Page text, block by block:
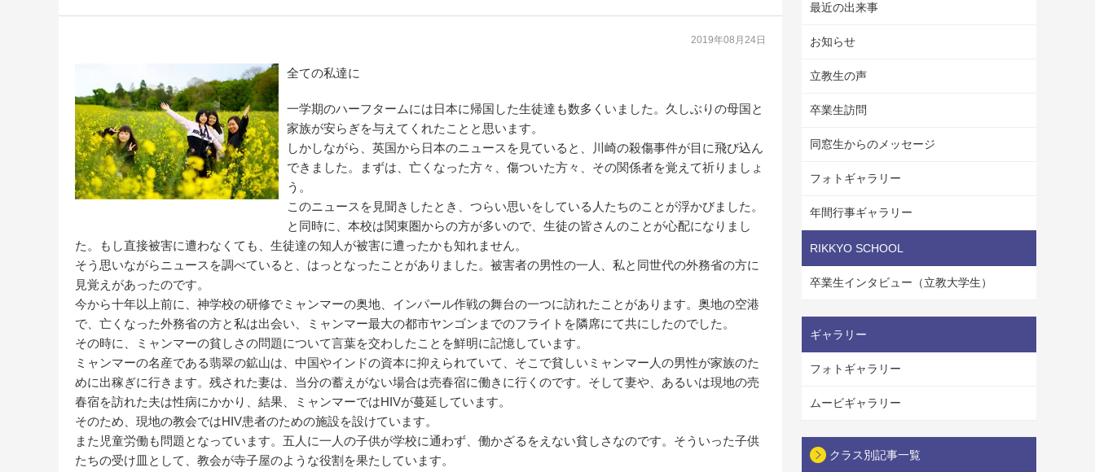
2019年08月24日
全ての私達に
一学期のハーフタームには日本に帰国した生徒達も数多くいました。久しぶりの母国と
家族が安らぎを与えてくれたことと思います。
しかしながら、英国から日本のニュースを見ていると、川崎の殺傷事件が目に飛び込ん
できました。まずは、亡くなった方々、傷ついた方々、その関係者を覚えて祈りましょ
う。
このニュースを見聞きしたとき、つらい思いをしている人たちのことが浮かびました。
と同時に、本校は関東圏からの方が多いので、生徒の皆さんのことが心配になりまし
た。もし直接被害に遭わなくても、生徒達の知人が被害に遭ったかも知れません。
そう思いながらニュースを調べていると、はっとなったことがありました。被害者の男性の一人、私と同世代の外務省の方に
見覚えがあったのです。
今から十年以上前に、神学校の研修でミャンマーの奥地、インパール作戦の舞台の一つに訪れたことがあります。奥地の空港
で、亡くなった外務省の方と私は出会い、ミャンマー最大の都市ヤンゴンまでのフライトを隣席にて共にしたのでした。
その時に、ミャンマーの貧しさの問題について言葉を交わしたことを鮮明に記憶しています。
ミャンマーの名産である翡翠の鉱山は、中国やインドの資本に抑えられていて、そこで貧しいミャンマー人の男性が家族のた
めに出稼ぎに行きます。残された妻は、当分の蓄えがない場合は売春宿に働きに行くのです。そして妻や、あるいは現地の売
春宿を訪れた夫は性病にかかり、結果、ミャンマーではHIVが蔓延しています。
そのため、現地の教会ではHIV患者のための施設を設けています。
また児童労働も問題となっています。五人に一人の子供が学校に通わず、働かざるをえない貧しさなのです。そういった子供
たちの受け皿として、教会が寺子屋のような役割を果たしています。
最近の出来事
お知らせ
立教生の声
卒業生訪問
同窓生からのメッセージ
フォトギャラリー
年間行事ギャラリー
RIKKYO SCHOOL
卒業生インタビュー（立教大学生）
ギャラリー
フォトギャラリー
ムービギャラリー
クラス別記事一覧